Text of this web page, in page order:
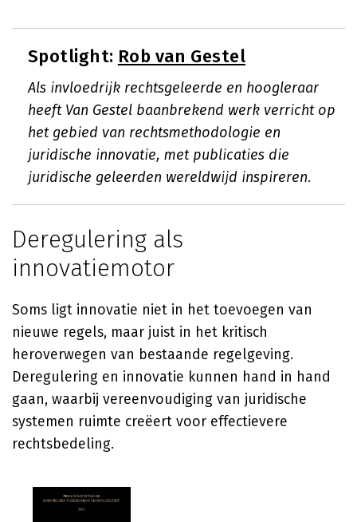
Spotlight: Rob van Gestel
Als invloedrijk rechtsgeleerde en hoogleraar
heeft Van Gestel baanbrekend werk verricht op
het gebied van rechtsmethodologie en
juridische innovatie, met publicaties die
juridische geleerden wereldwijd inspireren.
Deregulering als
innovatiemotor
Soms ligt innovatie niet in het toevoegen van
nieuwe regels, maar juist in het kritisch
heroverwegen van bestaande regelgeving.
Deregulering en innovatie kunnen hand in hand
gaan, waarbij vereenvoudiging van juridische
systemen ruimte creëert voor effectievere
rechtsbedeling.